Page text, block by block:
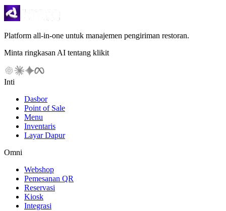
Platform all-in-one untuk manajemen pengiriman restoran.
Minta ringkasan AI tentang klikit
Inti
Dasbor
Point of Sale
Menu
Inventaris
Layar Dapur
Omni
Webshop
Pemesanan QR
Reservasi
Kiosk
Integrasi